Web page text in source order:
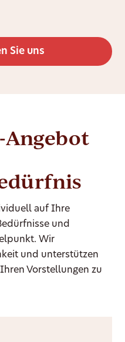
Sie uns
Angebot
auf Ihre
und
Wir
und unterstützen
Vorstellungen zu